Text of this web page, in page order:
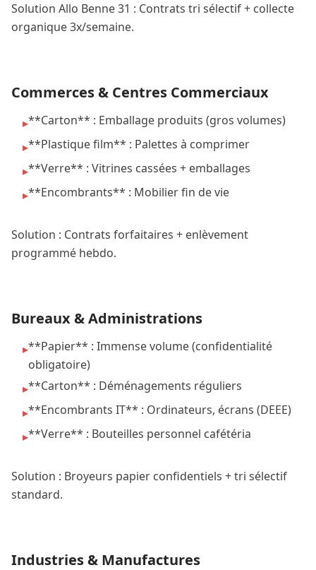
Solution Allo Benne 31 : Contrats tri sélectif + collecte
organique 3x/semaine.
Commerces & Centres Commerciaux
▸**Carton** : Emballage produits (gros volumes)
▸**Plastique film** : Palettes à comprimer
▸**Verre** : Vitrines cassées + emballages
▸**Encombrants** : Mobilier fin de vie
Solution : Contrats forfaitaires + enlèvement
programmé hebdo.
Bureaux & Administrations
▸**Papier** : Immense volume (confidentialité
obligatoire)
▸**Carton** : Déménagements réguliers
▸**Encombrants IT** : Ordinateurs, écrans (DEEE)
▸**Verre** : Bouteilles personnel cafétéria
Solution : Broyeurs papier confidentiels + tri sélectif
standard.
Industries & Manufactures